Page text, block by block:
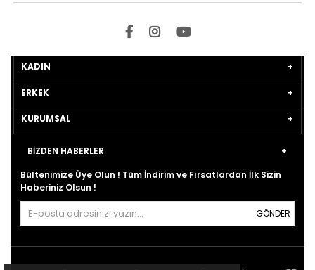
KADIN
ERKEK
KURUMSAL
BİZDEN HABERLER
Bültenimize Üye Olun ! Tüm İndirim ve Fırsatlardan İlk Sizin
Haberiniz Olsun !
GÖNDER